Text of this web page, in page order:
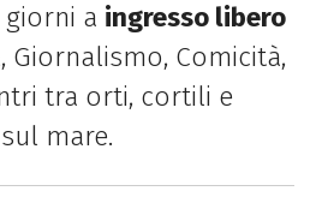
a ingresso libero
Giornalismo, Comicità,
tra orti, cortili e
mare.